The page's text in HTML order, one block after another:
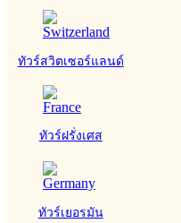
ทัวร์สวิตเซอร์แลนด์
ทัวร์ฝรั่งเศส
ทัวร์เยอรมัน